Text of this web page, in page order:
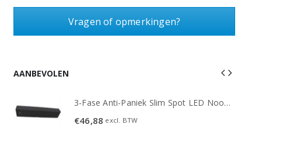
Vragen of opmerkingen?
AANBEVOLEN
3-Fase Anti-Paniek Slim Spot LED Noodverlichting 3W - Zwart
€46,88 excl. BTW